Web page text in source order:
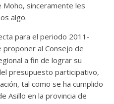
Moho, sinceramente les
algo.
para el periodo 2011-
proponer al Consejo de
a fin de lograr su
presupuesto participativo,
tal como se ha cumplido
Asillo en la provincia de